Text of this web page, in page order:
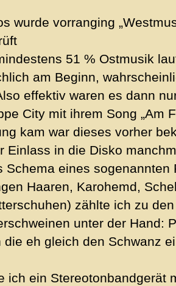
wurde vorranging
51 % Ostmusik
am Beginn,
effektiv waren es dann
City mit ihrem Song „Am
kam war dieses vorher
Einlass in die Disko
Schema eines sogenannten
Haaren, Karohemd,
zählte ich zu
unter der Hand:
die eh gleich den Schwanz
ich ein Stereotonbandgerät